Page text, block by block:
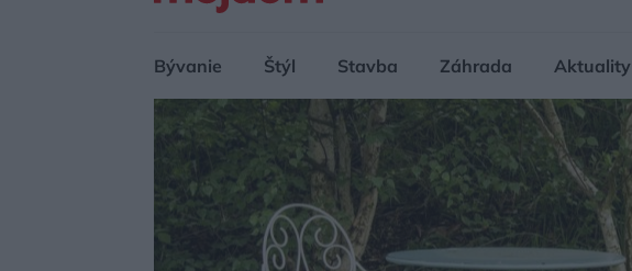
Bývanie Štýl Stavba Záhrada Aktuality